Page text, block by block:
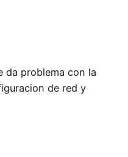
da problema con la
de red y